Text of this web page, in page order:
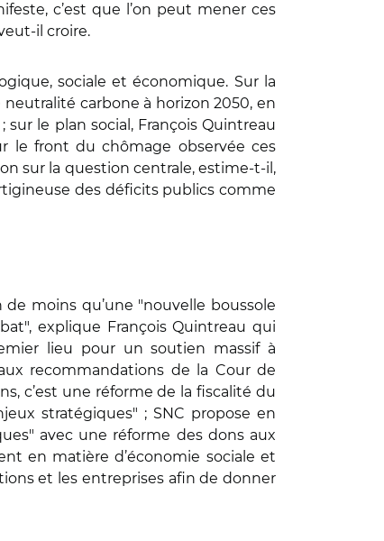
c’est que l’on peut mener ces
il croire.
sociale et économique. Sur la
carbone à horizon 2050, en
le plan social, François Quintreau
le front du chômage observée ces
sur la question centrale, estime-t-il,
des déficits publics comme
moins qu’une "nouvelle boussole
explique François Quintreau qui
lieu pour un soutien massif à
recommandations de la Cour de
c’est une réforme de la fiscalité du
stratégiques" ; SNC propose en
avec une réforme des dons aux
en matière d’économie sociale et
et les entreprises afin de donner